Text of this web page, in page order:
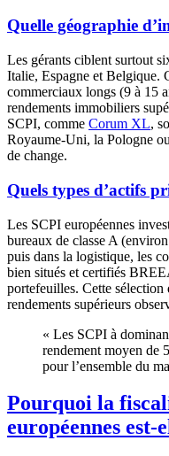
Quelle géographie
Les gérants ciblent surtout
Italie, Espagne et Belgique.
commerciaux longs (9 à 15
rendements immobiliers
SCPI, comme Corum XL,
Royaume-Uni, la Pologne
de change.
Quels types d’actifs
Les SCPI européennes
bureaux de classe A
puis dans la logistique, les
bien situés et certifiés
portefeuilles. Cette
rendements supérieurs
« Les SCPI à
rendement moyen de
pour l’ensemble du
Pourquoi la
européennes est-